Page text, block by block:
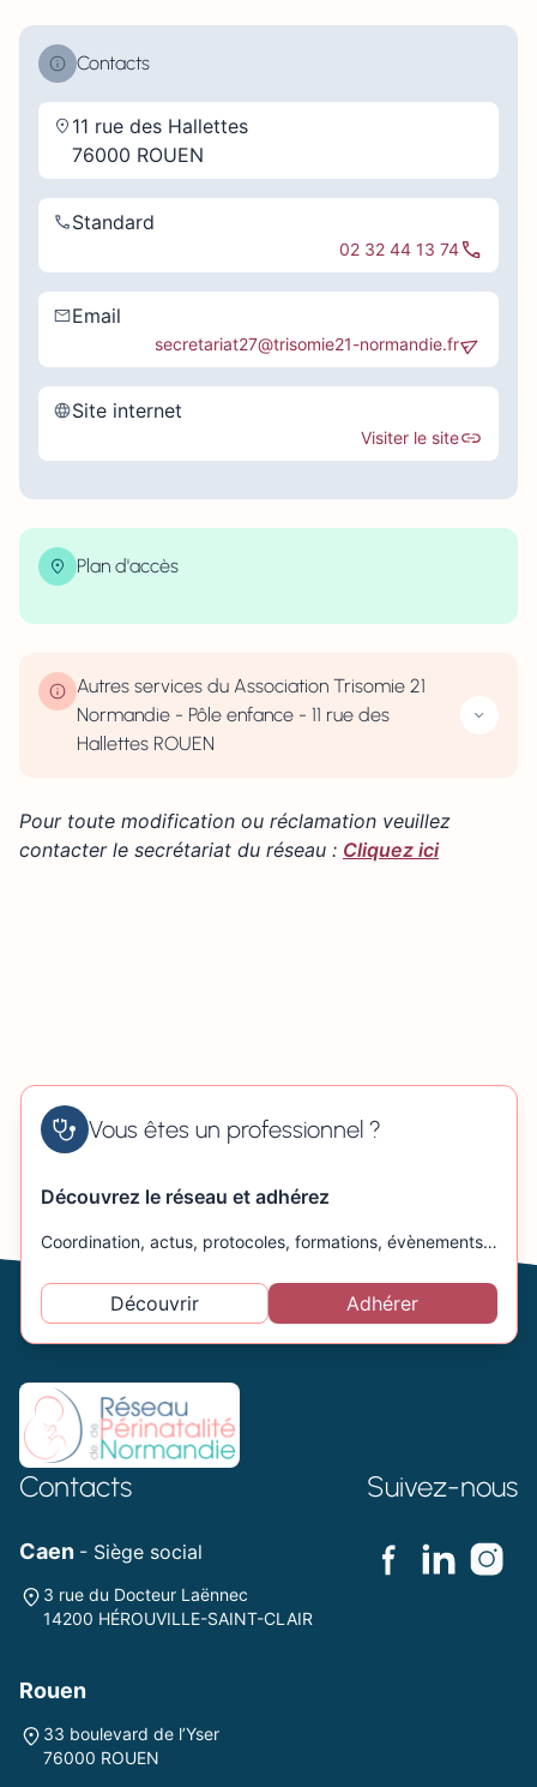
Contacts
11 rue des Hallettes
76000 ROUEN
Standard
02 32 44 13 74
Email
secretariat27@trisomie21-normandie.fr
Site internet
Visiter le site
Plan d'accès
×
− Autres services du Association Trisomie 21
Normandie - Pôle enfance - 11 rue des
Hallettes ROUEN
Pour toute modification ou réclamation veuillez
contacter le secrétariat du réseau : Cliquez ici
Vous êtes un professionnel ?
Découvrez le réseau et adhérez
Coordination, actus, protocoles, formations, évènements…
Découvrir Adhérer
Contacts
Caen - Siège social
3 rue du Docteur Laënnec
14200 HÉROUVILLE-SAINT-CLAIR
Rouen
33 boulevard de l’Yser
76000 ROUEN
Suivez-nous